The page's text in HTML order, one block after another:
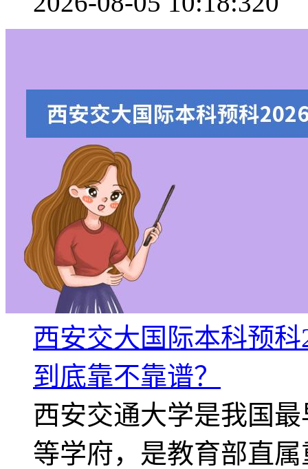
西安交大国际本科预
到底靠不靠谱？
西安交通大学是我国
等学府，是教育部直